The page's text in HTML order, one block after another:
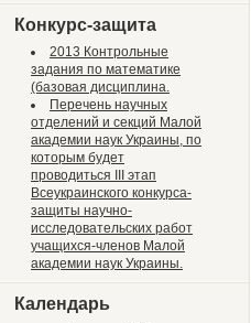
Конкурс-защита
2013 Контрольные
задания по математике
(базовая дисциплина.
Перечень научных
отделений и секций Малой
академии наук Украины, по
которым будет
проводиться III этап
Всеукраинского конкурса-
защиты научно-
исследовательских работ
учащихся-членов Малой
академии наук Украины.
Календарь